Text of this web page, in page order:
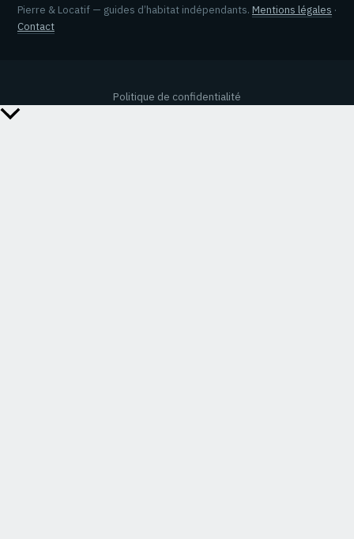
Pierre & Locatif — guides d’habitat indépendants. Mentions légales ·
Contact
Politique de confidentialité